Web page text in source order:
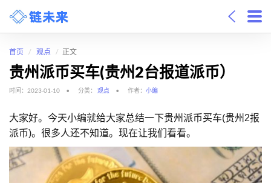
首页 观点 正文
贵州派币买车(贵州2台报道派币）
时间：2023-01-10 分类： 观点 作者： 小编
大家好。今天小编就给大家总结一下贵州派币买车(贵州2报
派币)。很多人还不知道。现在让我们看看。